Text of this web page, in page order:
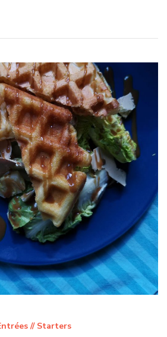
// Starters